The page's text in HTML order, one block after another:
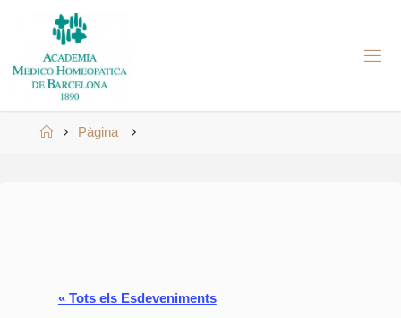
content
HomePàgina
« Tots els Esdeveniments